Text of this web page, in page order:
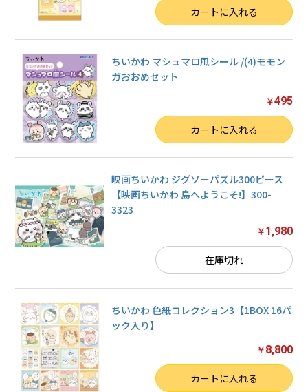
カートに入れる
ちいかわ マシュマロ風シール /(4)モモン
ガおおめセット
￥495
カートに入れる
映画ちいかわ ジグソーパズル300ピース
【映画ちいかわ 島へようこそ!】300-
3323
￥ 1,980
在庫切れ
ちいかわ 色紙コレクション3【1BOX 16パ
ック入り】
￥ 8,800
カートに入れる